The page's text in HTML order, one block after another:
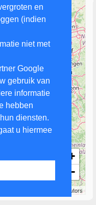
en
(indien
niet met
Google
gebruik van
informatie
hebben
diensten.
u hiermee
+
−
contributors